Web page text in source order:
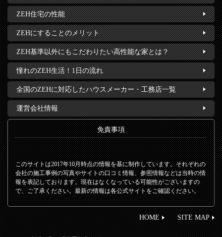
ZEH住宅の性能
ZEHにすることのメリット
ZEH基準以外にもこだわりたい高性能な家とは？
憧れのZEH生活！1日の流れ
全国のZEHに対応したハウスメーカー・工務店一覧
運営会社情報
免責事項
このサイトは2017年10月時点の情報を基に制作しています。それぞれの
会社の施工事例の写真やサイトの口コミ情報、参照情報などは当時の情
報を表記しております。現在はなくなっている可能性がございますの
で、ご了承ください。最新の情報は各公式サイトをご確認ください。
HOME SITE MAP